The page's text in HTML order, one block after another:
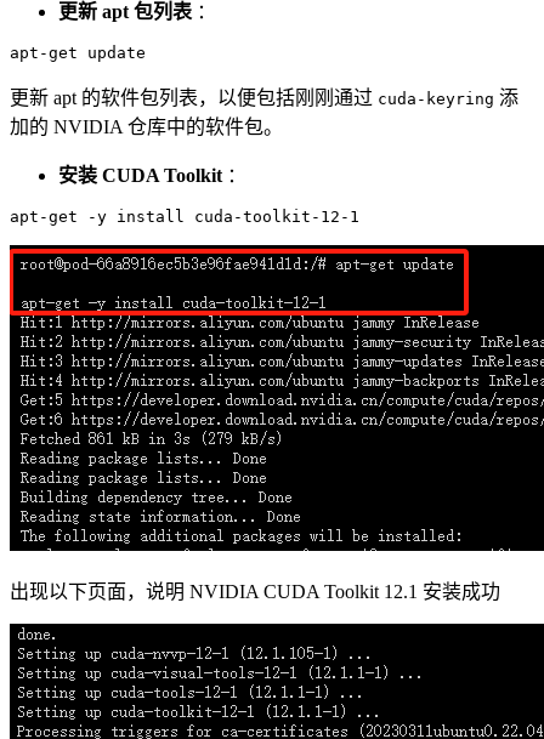
更新 apt 包列表 ：
更新 apt 的软件包列表，以便包括刚刚通过 cuda-keyring 添
加的 NVIDIA 仓库中的软件包。
安装 CUDA Toolkit ：
出现以下页面，说明 NVIDIA CUDA Toolkit 12.1 安装成功